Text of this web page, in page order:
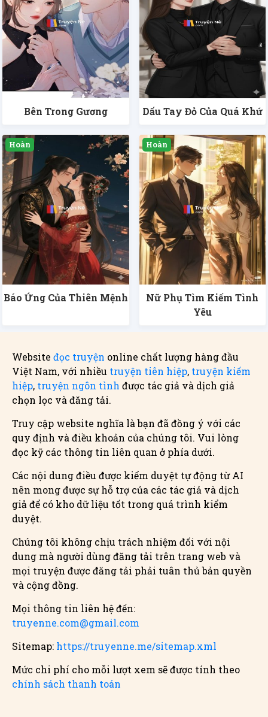
Bên Trong Gương Dấu Tay Đỏ Của Quá Khứ
Báo Ứng Của Thiên Mệnh
Nữ Phụ Tìm Kiếm Tình
Yêu
Website đọc truyện online chất lượng hàng đầu
Việt Nam, với nhiều truyện tiên hiệp, truyện kiếm
hiệp, truyện ngôn tình được tác giả và dịch giả
chọn lọc và đăng tải.
Truy cập website nghĩa là bạn đã đồng ý với các
quy định và điều khoản của chúng tôi. Vui lòng
đọc kỹ các thông tin liên quan ở phía dưới.
Các nội dung điều được kiểm duyệt tự động từ AI
nên mong được sự hỗ trợ của các tác giả và dịch
giả để có kho dữ liệu tốt trong quá trình kiểm
duyệt.
Chúng tôi không chịu trách nhiệm đối với nội
dung mà người dùng đăng tải trên trang web và
mọi truyện được đăng tải phải tuân thủ bản quyền
và cộng đồng.
Mọi thông tin liên hệ đến:
truyenne.com@gmail.com
Sitemap: https://truyenne.me/sitemap.xml
Mức chi phí cho mỗi lượt xem sẽ được tính theo
chính sách thanh toán